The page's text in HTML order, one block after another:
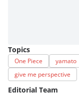
Topics
One Piece yamato
give me perspective
Editorial Team